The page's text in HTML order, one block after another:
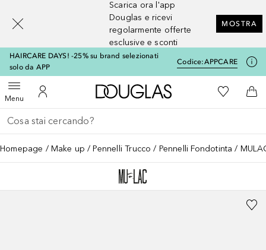
Scarica ora l'app
Douglas e ricevi
regolarmente offerte
esclusive e sconti
MOSTRA
HAIRCARE DAYS! -25% su brand selezionati
solo da APP
Codice:APPCARE
MenuApri menuAl Mio Account
A Douglas HomeAlla Mia
Al
Torna indietro
Esegui ricerca
Homepage Make up Pennelli Trucco Pennelli Fondotinta
[navigation.slideout.screenreader]